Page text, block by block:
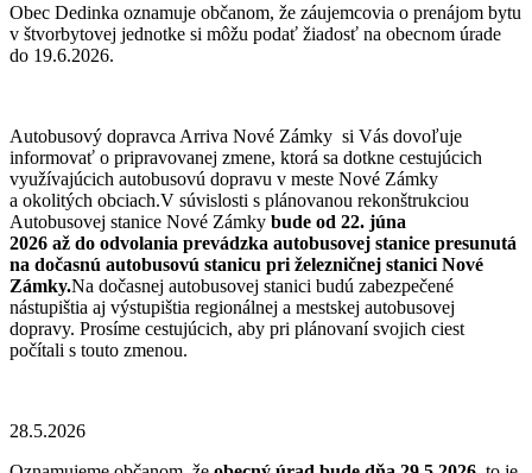
Obec Dedinka oznamuje občanom, že záujemcovia o prenájom bytu
v štvorbytovej jednotke si môžu podať žiadosť na obecnom úrade
do 19.6.2026.
Autobusový dopravca Arriva Nové Zámky si Vás dovoľuje
informovať o pripravovanej zmene, ktorá sa dotkne cestujúcich
využívajúcich autobusovú dopravu v meste Nové Zámky
a okolitých obciach.V súvislosti s plánovanou rekonštrukciou
Autobusovej stanice Nové Zámky bude od 22. júna
2026 až do odvolania prevádzka autobusovej stanice presunutá
na dočasnú autobusovú stanicu pri železničnej stanici Nové
Zámky.Na dočasnej autobusovej stanici budú zabezpečené
nástupištia aj výstupištia regionálnej a mestskej autobusovej
dopravy. Prosíme cestujúcich, aby pri plánovaní svojich ciest
počítali s touto zmenou.
28.5.2026